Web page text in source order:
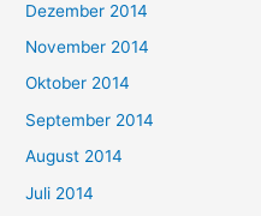
Dezember 2014
November 2014
Oktober 2014
September 2014
August 2014
Juli 2014